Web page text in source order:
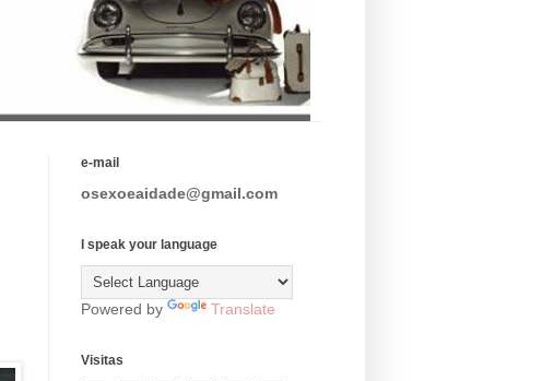
e-mail
osexoeaidade@gmail.com
I speak your language
Powered by Translate
Visitas